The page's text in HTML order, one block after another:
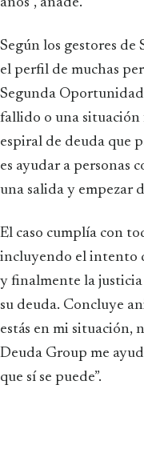
Según los gestores de
el perfil de muchas
Segunda
fallido o una
espiral de deuda que
es ayudar a personas
una salida y empezar
El caso cumplía con
incluyendo el intento
y finalmente la
su deuda. Concluye
estás en mi situación,
Deuda Group me
que sí se puede”.